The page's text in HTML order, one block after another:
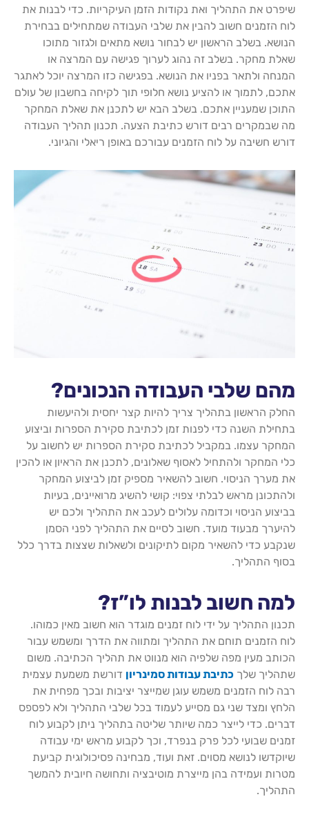
שיפרט את התהליך ואת נקודות הזמן העיקריות. כדי לבנות את
לוח הזמנים חשוב להבין את שלבי העבודה שמתחילים בבחירת
הנושא. בשלב הראשון יש לבחור נושא מתאים ולגזור מתוכו
שאלת מחקר. בשלב זה נהוג לערוך פגישה עם המרצה או
המנחה ולתאר בפניו את הנושא. בפגישה כזו המרצה יוכל לאתגר
אתכם, לתמוך או להציע נושא חלופי תוך לקיחה בחשבון של עולם
התוכן שמעניין אתכם. בשלב הבא יש לתכנן את שאלת המחקר
מה שבמקרים רבים דורש כתיבת הצעה. תכנון תהליך העבודה
דורש חשיבה על לוח הזמנים עבורכם באופן ריאלי והגיוני.
מהם שלבי העבודה הנכונים?
החלק הראשון בתהליך צריך להיות קצר יחסית ולהיעשות
בתחילת השנה כדי לפנות זמן לכתיבת סקירת הספרות וביצוע
המחקר עצמו. במקביל לכתיבת סקירת הספרות יש לחשוב על
כלי המחקר ולהתחיל לאסוף שאלונים, לתכנן את הראיון או להכין
את מערך הניסוי. חשוב להשאיר מספיק זמן לביצוע המחקר
ולהתכונן מראש לבלתי צפוי: קושי להשיג מרואיינים, בעיות
בביצוע הניסוי וכדומה עלולים לעכב את התהליך ולכם יש
להיערך מבעוד מועד. חשוב לסיים את התהליך לפני הסמן
שנקבע כדי להשאיר מקום לתיקונים ולשאלות שצצות בדרך כלל
בסוף התהליך.
למה חשוב לבנות לו”ז?
תכנון התהליך על ידי לוח זמנים מוגדר הוא חשוב מאין כמוהו.
לוח הזמנים תוחם את התהליך ומתווה את הדרך ומשמש עבור
הכותב מעין מפה שלפיה הוא מנווט את תהליך הכתיבה. משום
שתהליך שלך כתיבת עבודות סמינריון דורשת משמעת עצמית
רבה לוח הזמנים משמש עוגן שמייצר יציבות ובכך מפחית את
הלחץ ומצד שני גם מסייע לעמוד בכל שלבי התהליך ולא לפספס
דברים. כדי לייצר כמה שיותר שליטה בתהליך ניתן לקבוע לוח
זמנים שבועי לכל פרק בנפרד, וכך לקבוע מראש ימי עבודה
שיוקדשו לנושא מסוים. זאת ועוד, מבחינה פסיכולוגית קביעת
מטרות ועמידה בהן מייצרת מוטיבציה ותחושה חיובית להמשך
התהליך.